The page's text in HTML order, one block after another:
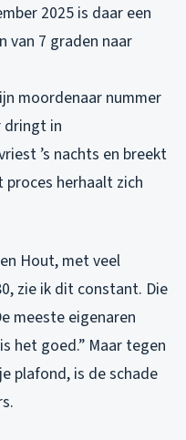
2025 is daar een
van 7 graden naar
moordenaar nummer
dringt in
’s nachts en breekt
herhaalt zich
Hout, met veel
zie ik dit constant. Die
meeste eigenaren
het goed.” Maar tegen
plafond, is de schade